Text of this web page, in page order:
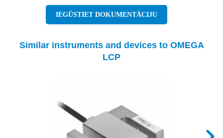
IEGŪSTIET DOKUMENTĀCIJU
Similar instruments and devices to OMEGA
LCP